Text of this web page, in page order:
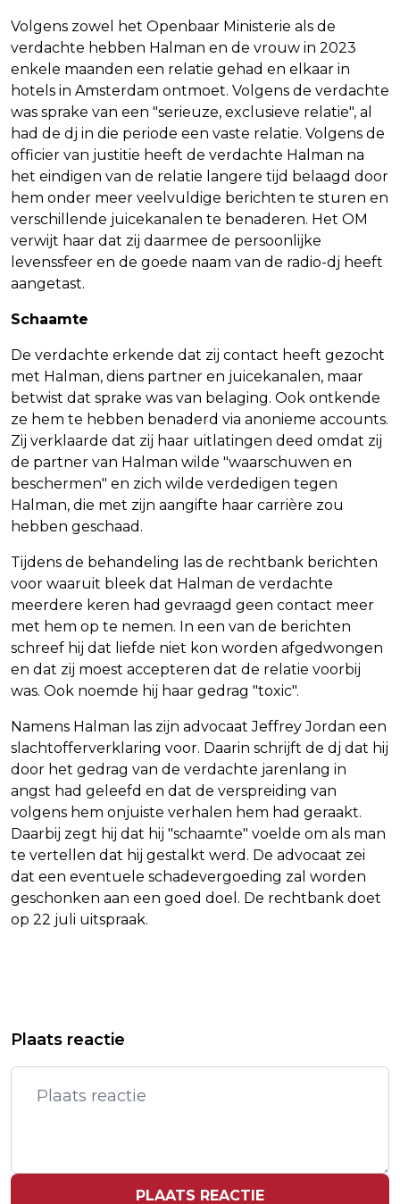
Volgens zowel het Openbaar Ministerie als de
verdachte hebben Halman en de vrouw in 2023
enkele maanden een relatie gehad en elkaar in
hotels in Amsterdam ontmoet. Volgens de verdachte
was sprake van een "serieuze, exclusieve relatie", al
had de dj in die periode een vaste relatie. Volgens de
officier van justitie heeft de verdachte Halman na
het eindigen van de relatie langere tijd belaagd door
hem onder meer veelvuldige berichten te sturen en
verschillende juicekanalen te benaderen. Het OM
verwijt haar dat zij daarmee de persoonlijke
levenssfeer en de goede naam van de radio-dj heeft
aangetast.
Schaamte
De verdachte erkende dat zij contact heeft gezocht
met Halman, diens partner en juicekanalen, maar
betwist dat sprake was van belaging. Ook ontkende
ze hem te hebben benaderd via anonieme accounts.
Zij verklaarde dat zij haar uitlatingen deed omdat zij
de partner van Halman wilde "waarschuwen en
beschermen" en zich wilde verdedigen tegen
Halman, die met zijn aangifte haar carrière zou
hebben geschaad.
Tijdens de behandeling las de rechtbank berichten
voor waaruit bleek dat Halman de verdachte
meerdere keren had gevraagd geen contact meer
met hem op te nemen. In een van de berichten
schreef hij dat liefde niet kon worden afgedwongen
en dat zij moest accepteren dat de relatie voorbij
was. Ook noemde hij haar gedrag "toxic".
Namens Halman las zijn advocaat Jeffrey Jordan een
slachtofferverklaring voor. Daarin schrijft de dj dat hij
door het gedrag van de verdachte jarenlang in
angst had geleefd en dat de verspreiding van
volgens hem onjuiste verhalen hem had geraakt.
Daarbij zegt hij dat hij "schaamte" voelde om als man
te vertellen dat hij gestalkt werd. De advocaat zei
dat een eventuele schadevergoeding zal worden
geschonken aan een goed doel. De rechtbank doet
op 22 juli uitspraak.
SOFÍA TIJDENS WERKBEZOEK
SCHUTTER WIEDIJKPARK
AMSTERDAM DEZE WEEK NAAR
PIETER BAAN CENTRUM
Plaats reactie
PLAATS REACTIE